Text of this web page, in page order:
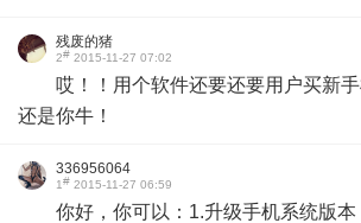
残废的猪
2# 2015-11-27 07:02
哎！！用个软件还要还要用户买新
还是你牛！
336956064
1# 2015-11-27 06:59
你好， 你可以：1.升级手机系统版本